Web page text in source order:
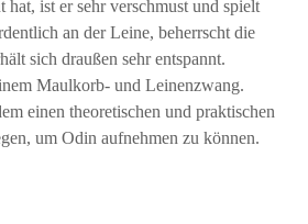
hat, ist er sehr verschmust und spielt
an der Leine, beherrscht die
sich draußen sehr entspannt.
Maulkorb- und Leinenzwang.
einen theoretischen und praktischen
um Odin aufnehmen zu können.